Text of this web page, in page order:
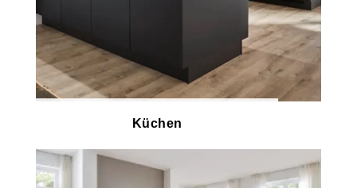
Küchen